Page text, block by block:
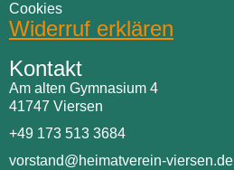
Cookies
Widerruf erklären
Kontakt
Am alten Gymnasium 4
41747 Viersen
+49 173 513 3684
vorstand@heimatverein-viersen.de